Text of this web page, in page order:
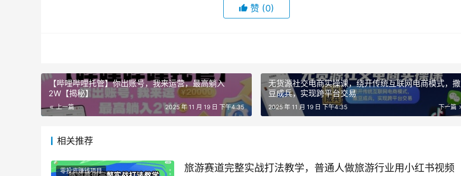
赞 (0)
【哔哩哔哩托管】你出账号，我来运营，最高躺入
2W【揭秘】
上一篇 2025 年 11 月 19 日 下午4:35
无货源社交电商实操课，绕开传统互联网电商模式，撒
豆成兵，实现跨平台交易
下一篇
2025 年 11 月 19 日 下午4:35
相关推荐
零投资赚钱项目
旅游赛道完整实战打法教学，普通人做旅游行业用小红书视频